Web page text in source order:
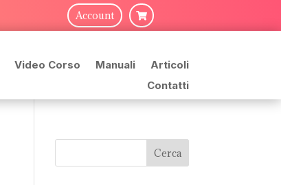
Account 
Video Corso Manuali
Articoli
Contatti